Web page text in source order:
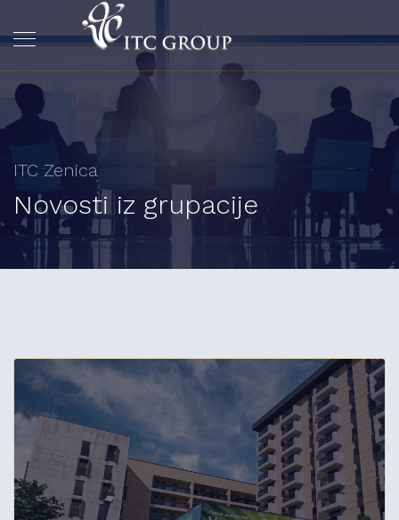
ITC Zenica
Novosti iz grupacije